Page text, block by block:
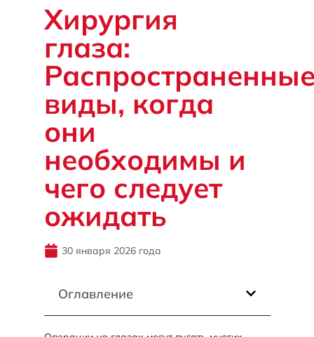
Хирургия
глаза:
виды, когда
они
необходимы и
чего следует
ожидать
30 января 2026 года
Оглавление